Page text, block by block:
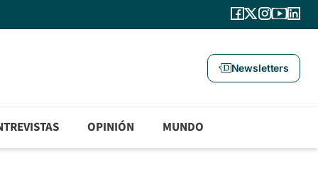
Newsletters
OPINIÓN MUNDO